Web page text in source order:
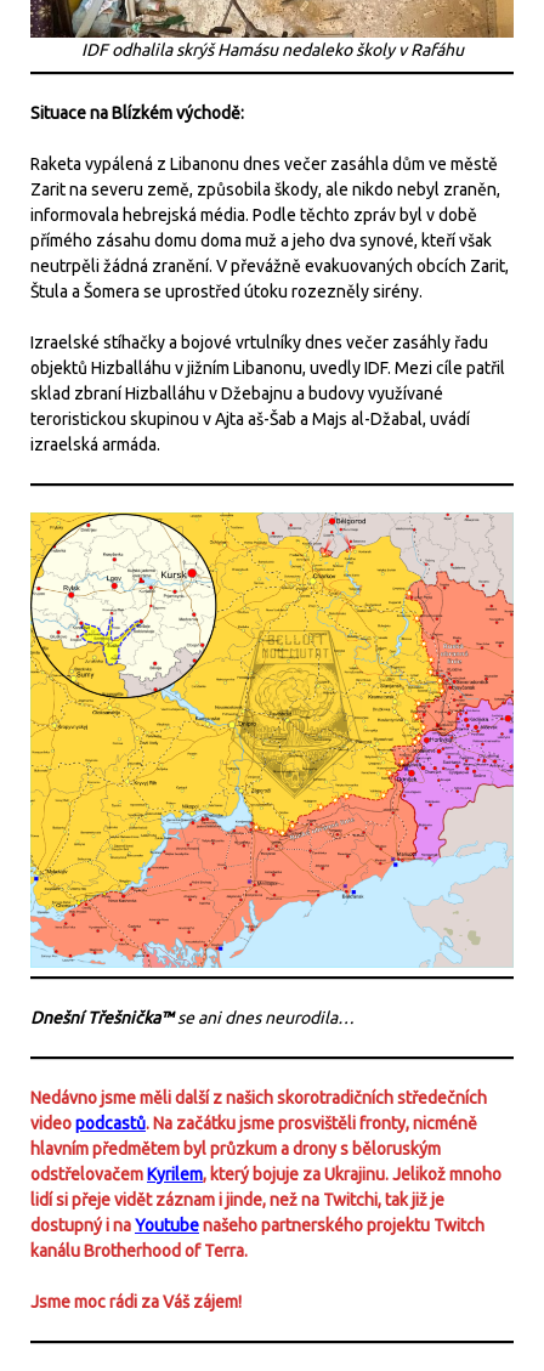
IDF odhalila skrýš Hamásu nedaleko školy v Rafáhu
Situace na Blízkém východě:
Raketa vypálená z Libanonu dnes večer zasáhla dům ve městě
Zarit na severu země, způsobila škody, ale nikdo nebyl zraněn,
informovala hebrejská média. Podle těchto zpráv byl v době
přímého zásahu domu doma muž a jeho dva synové, kteří však
neutrpěli žádná zranění. V převážně evakuovaných obcích Zarit,
Štula a Šomera se uprostřed útoku rozezněly sirény.
Izraelské stíhačky a bojové vrtulníky dnes večer zasáhly řadu
objektů Hizballáhu v jižním Libanonu, uvedly IDF. Mezi cíle patřil
sklad zbraní Hizballáhu v Džebajnu a budovy využívané
teroristickou skupinou v Ajta aš-Šab a Majs al-Džabal, uvádí
izraelská armáda.
Dnešní Třešnička™se ani dnes neurodila…
Nedávno jsme měli další z našich skorotradičních středečních
videopodcastů. Na začátku jsme prosvištěli fronty, nicméně
hlavním předmětem byl průzkum a drony s běloruským
odstřelovačemKyrilem, který bojuje za Ukrajinu. Jelikož mnoho
lidí si přeje vidět záznam i jinde, než na Twitchi, tak již je
dostupný i naYoutubenašeho partnerského projektu Twitch
kanálu Brotherhood of Terra.
Jsme moc rádi za Váš zájem!